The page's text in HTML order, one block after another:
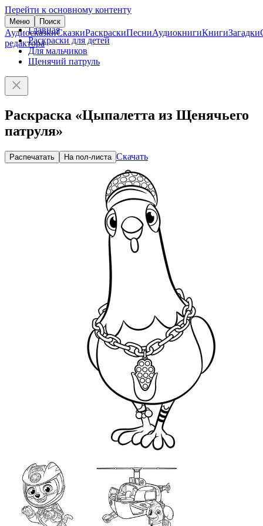
Перейти к основному контенту
Меню Поиск
АудиосказкиСказкиРаскраскиПесниАудиокнигиКнигиЗагадки
редактора
Главная
Раскраски для детей
Для мальчиков
Щенячий патруль
Раскраска «Цыпалетта из Щенячьего
патруля»
Распечатать На пол-листа Скачать